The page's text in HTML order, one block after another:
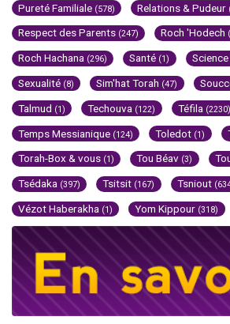
Pureté Familiale (578) Relations & Pudeur
Respect des Parents (247) Roch 'Hodech
Roch Hachana (296) Santé (1)
Sexualité (8) Sim'hat Torah (47)
Talmud (1) Techouva (122) Téfila (2230)
Temps Messianique (124) Toledot (1)
Torah-Box & vous (1) Tou Béav (3)
Tsédaka (397) Tsitsit (167) Tsniout
Vézot Haberakha (1) Yom Kippour (318)